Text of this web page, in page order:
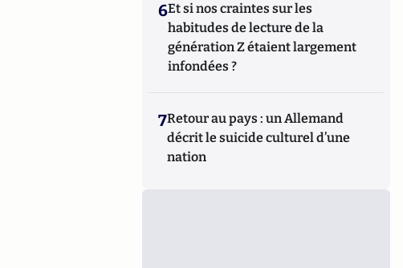
6Et si nos craintes sur les
habitudes de lecture de la
génération Z étaient largement
infondées ?
7Retour au pays : un Allemand
décrit le suicide culturel d’une
nation